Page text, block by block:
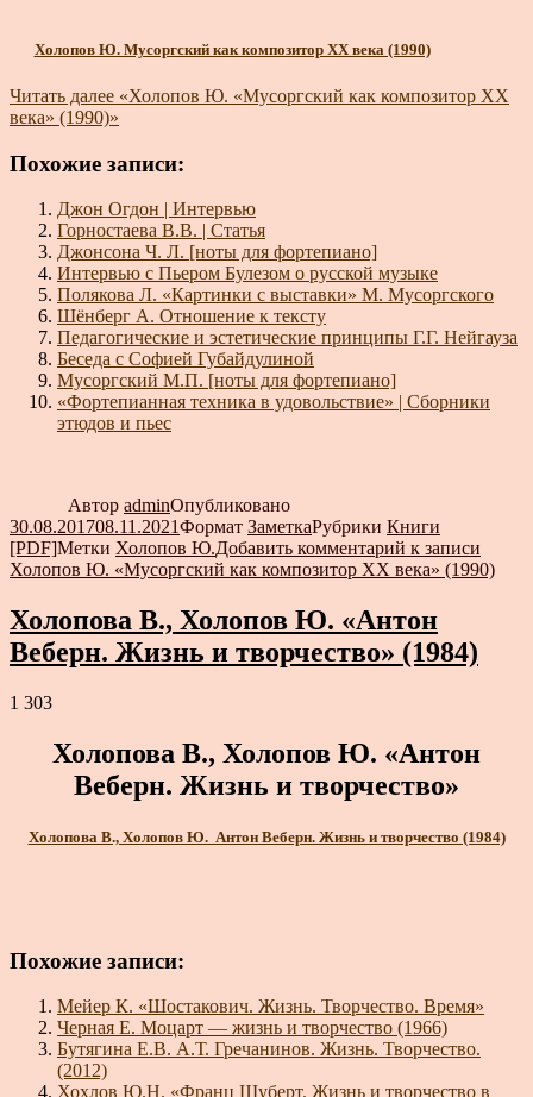
Холопов Ю. Мусоргский как композитор XX века (1990)
Читать далее «Холопов Ю. «Мусоргский как композитор XX
века» (1990)»
Похожие записи:
Джон Огдон | Интервью
Горностаева В.В. | Статья
Джонсона Ч. Л. [ноты для фортепиано]
Интервью с Пьером Булезом о русской музыке
Полякова Л. «Картинки с выставки» М. Мусоргского
Шёнберг А. Отношение к тексту
Педагогические и эстетические принципы Г.Г. Нейгауза
Беседа с Софией Губайдулиной
Мусоргский М.П. [ноты для фортепиано]
«Фортепианная техника в удовольствие» | Сборники
этюдов и пьес
Автор adminОпубликовано
30.08.201708.11.2021Формат ЗаметкаРубрики Книги
[PDF]Метки Холопов Ю.Добавить комментарий к записи
Холопов Ю. «Мусоргский как композитор XX века» (1990)
Холопова В., Холопов Ю. «Антон
Веберн. Жизнь и творчество» (1984)
1 303
Холопова В., Холопов Ю. «Антон
Веберн. Жизнь и творчество»
Холопова В., Холопов Ю. Антон Веберн. Жизнь и творчество (1984)
Похожие записи:
Мейер К. «Шостакович. Жизнь. Творчество. Время»
Черная Е. Моцарт — жизнь и творчество (1966)
Бутягина Е.В. А.Т. Гречанинов. Жизнь. Творчество.
(2012)
Хохлов Ю.Н. «Франц Шуберт. Жизнь и творчество в